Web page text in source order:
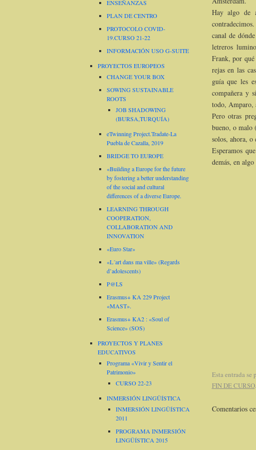
Hay algo de
canal de
letreros
Frank, por
rejas en las
guía que les
compañera y
todo, Amparo,
Pero otras
bueno, o malo
solos, ahora, o
Esperamos
demás, en
Esta entrada se
FIN DE CURSO
Comentarios
ENSEÑANZAS
PLAN DE CENTRO
PROTOCOLO COVID-
19.CURSO 21-22
INFORMACIÓN USO G-SUITE
PROYECTOS EUROPEOS
CHANGE YOUR BOX
SOWING SUSTAINABLE
ROOTS
JOB SHADOWING
(BURSA,TURQUÍA)
eTwinning Project.Tradate-La
Puebla de Cazalla, 2019
BRIDGE TO EUROPE
«Building a Europe for the future
by fostering a better understanding
of the social and cultural
differences of a diverse Europe.
LEARNING THROUGH
COOPERATION,
COLLABORATION AND
INNOVATION
«Euro Star»
«L´art dans ma ville» (Regards
d’adolescents)
P@LS
Erasmus+ KA 229 Project
«MAST».
Erasmus+ KA2 : «Soul of
Science» (SOS)
PROYECTOS Y PLANES
EDUCATIVOS
Programa «Vivir y Sentir el
Patrimonio»
CURSO 22-23
INMERSIÓN LINGÜÍSTICA
INMERSIÓN LINGÜÍSTICA
2011
PROGRAMA INMERSIÓN
LINGÜÍSTICA 2015